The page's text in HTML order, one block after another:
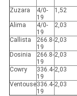
Zuzara
4/0-
19
1,52
Alima
4/0-
19
2,03
Callista
266.8-
19
2,03
Dosinia
266.8-
19
2,03
Cowry
336.4-
19
2,03
Ventouse336.4-
19
2,03